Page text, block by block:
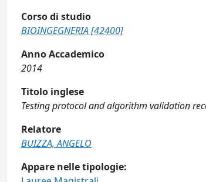
Corso di studio
BIOINGEGNERIA [42400]
Anno Accademico
2014
Titolo inglese
Testing protocol and algorithm validation
Relatore
BUIZZA, ANGELO
Appare nelle tipologie: